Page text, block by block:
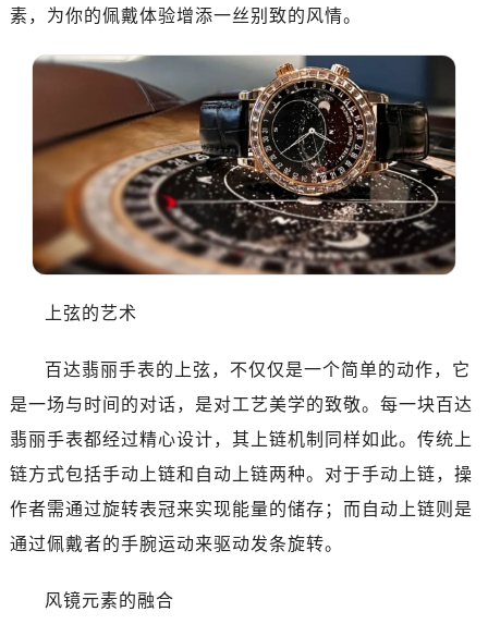
素，为你的佩戴体验增添一丝别致的风情。
上弦的艺术
百达翡丽手表的上弦，不仅仅是一个简单的动作，它
是一场与时间的对话，是对工艺美学的致敬。每一块百达
翡丽手表都经过精心设计，其上链机制同样如此。传统上
链方式包括手动上链和自动上链两种。对于手动上链，操
作者需通过旋转表冠来实现能量的储存；而自动上链则是
通过佩戴者的手腕运动来驱动发条旋转。
风镜元素的融合